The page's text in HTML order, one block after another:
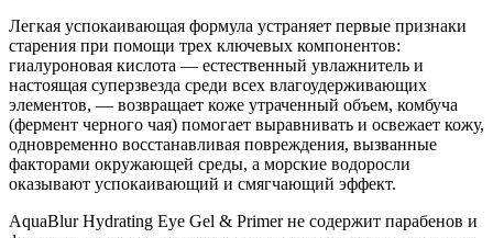
Легкая успокаивающая формула устраняет первые признаки
старения при помощи трех ключевых компонентов:
гиалуроновая кислота — естественный увлажнитель и
настоящая суперзвезда среди всех влагоудерживающих
элементов, — возвращает коже утраченный объем, комбуча
(фермент черного чая) помогает выравнивать и освежает кожу,
одновременно восстанавливая повреждения, вызванные
факторами окружающей среды, а морские водоросли
оказывают успокаивающий и смягчающий эффект.
AquaBlur Hydrating Eye Gel & Primer не содержит парабенов и